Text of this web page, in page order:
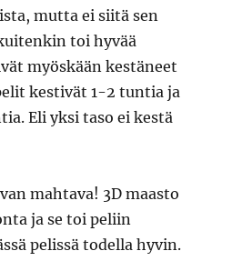
mutta ei siitä sen
toi hyvää
myöskään kestäneet
kestivät 1-2 tuntia ja
Eli yksi taso ei kestä
mahtava! 3D maasto
ja se toi peliin
pelissä todella hyvin.